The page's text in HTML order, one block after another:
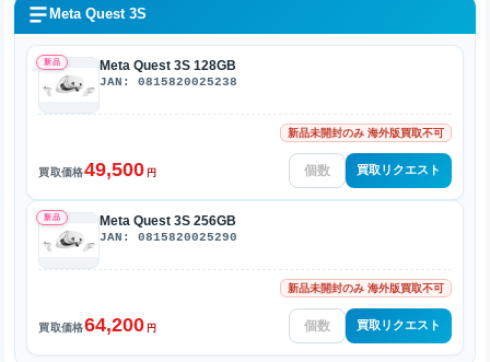
Meta Quest 3S
新品 Meta Quest 3S 128GB
JAN: 0815820025238
新品未開封のみ 海外版買取不可
買取価格49,500 円 買取リクエスト
新品 Meta Quest 3S 256GB
JAN: 0815820025290
新品未開封のみ 海外版買取不可
買取価格64,200 円 買取リクエスト